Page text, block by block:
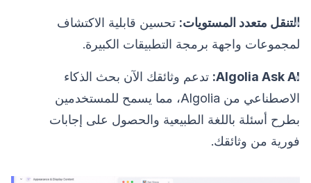
التنقل متعدد المستويات: تحسين قابلية الاكتشاف
لمجموعات واجهة برمجة التطبيقات الكبيرة.
Algolia Ask AI: تدعم وثائقك الآن بحث الذكاء
الاصطناعي من Algolia، مما يسمح للمستخدمين
بطرح أسئلة باللغة الطبيعية والحصول على إجابات
فورية من وثائقك.